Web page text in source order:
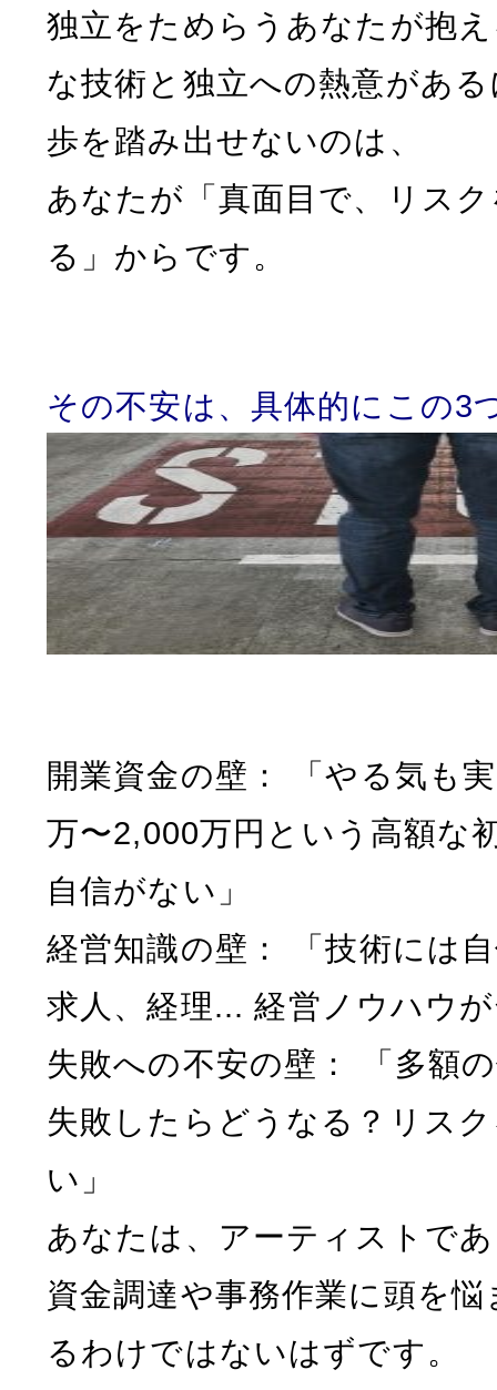
独立をためらうあなたが抱
な技術と独立への熱意があ
歩を踏み出せないのは、
あなたが「真面目で、リス
る」からです。
その不安は、具体的にこの3
開業資金の壁： 「やる気も
万〜2,000万円という高額な
自信がない」
経営知識の壁： 「技術には
求人、経理... 経営ノウハウ
失敗への不安の壁： 「多額
失敗したらどうなる？リス
い」
あなたは、アーティストで
資金調達や事務作業に頭を
るわけではないはずです。